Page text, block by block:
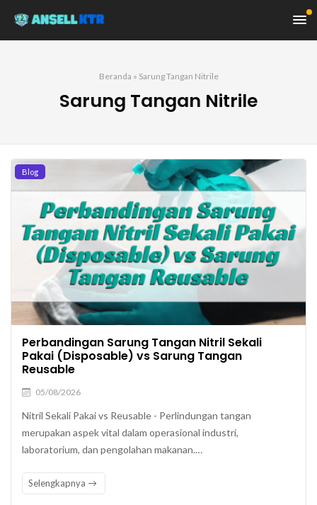
Beranda » Sarung Tangan Nitrile
Sarung Tangan Nitrile
Blog
Perbandingan Sarung Tangan Nitril Sekali
Pakai (Disposable) vs Sarung Tangan
Reusable
05/08/2026
Nitril Sekali Pakai vs Reusable - Perlindungan tangan
merupakan aspek vital dalam operasional industri,
laboratorium, dan pengolahan makanan.…
Selengkapnya